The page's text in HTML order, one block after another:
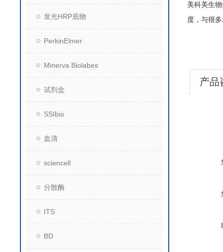
发光HRP底物
PerkinElmer
Minerva Biolabes
试剂盒
SSIbio
血清
sciencell
分散酶
ITS
BD
美科美生
度，与很
产品